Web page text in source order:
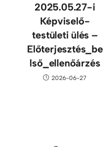
2025.05.27-i
Képviselő-
testületi ülés –
Előterjesztés_be
lső_ellenőárzés
2026-06-27